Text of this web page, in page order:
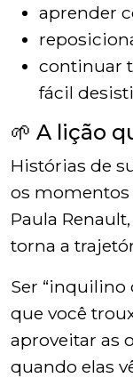
aprender
continuar
fácil
🌱 A lição
Histórias de
os momentos
Paula
torna a
Ser “inquilino
que você
aproveitar as
quando elas